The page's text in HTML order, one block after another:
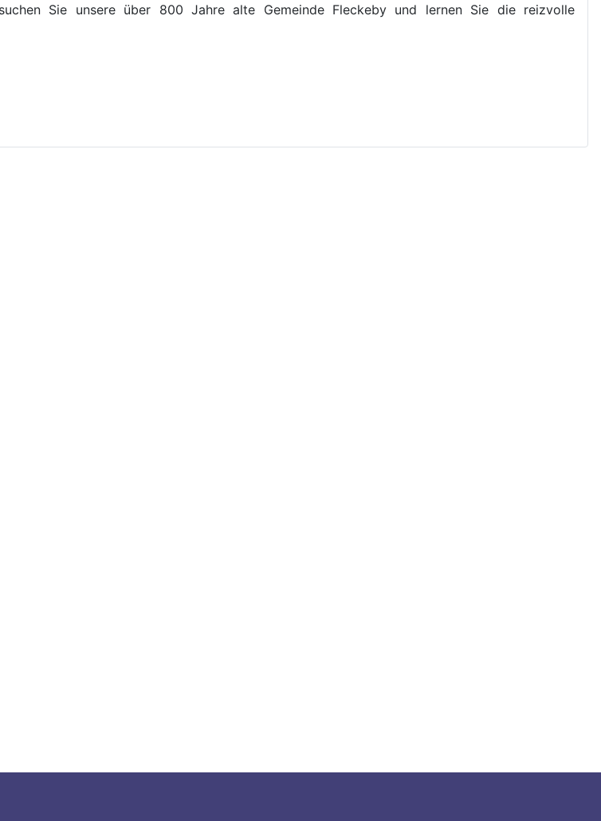
Sie unsere über 800 Jahre alte Gemeinde Fleckeby und lernen Sie die reizvolle